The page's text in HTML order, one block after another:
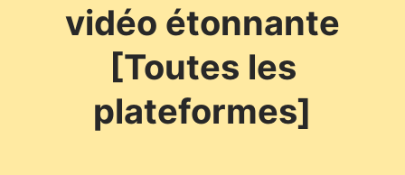
vidéo étonnante
[Toutes les
plateformes]